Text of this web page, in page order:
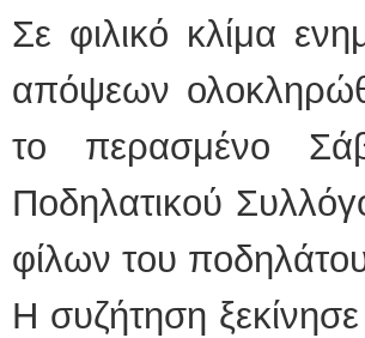
Σε φιλικό κλίμα
απόψεων
το περασμένο
Ποδηλατικού
φίλων του
Η συζήτηση